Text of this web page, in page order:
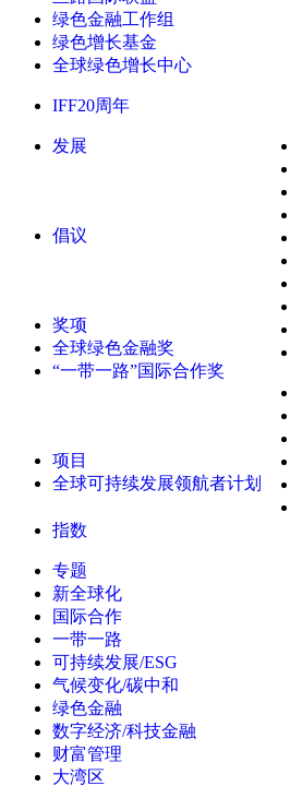
绿色金融工作组
绿色增长基金
全球绿色增长中心
IFF20周年
发展
倡议
奖项
全球绿色金融奖
“一带一路”国际合作奖
项目
全球可持续发展领航者计划
指数
专题
新全球化
国际合作
一带一路
可持续发展/ESG
气候变化/碳中和
绿色金融
数字经济/科技金融
财富管理
大湾区